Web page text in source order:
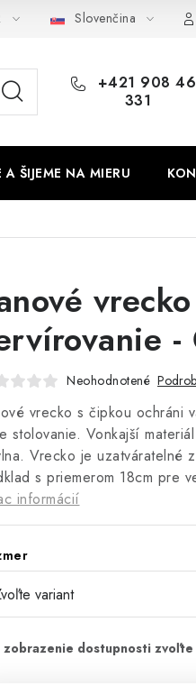
Ochrana osobných údajov
Slovenčina
+421 908
331
ŠIJEME NA MIERU
-
Neohodnotené
vrecko s čipkou ochráni
stolovanie. Vonkajší
Vrecko je uzatváratelné
s priemerom 18cm pre
informácií